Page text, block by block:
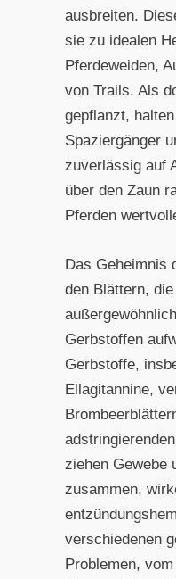
ausbreiten.
sie zu idealen
Pferdeweiden,
von Trails. Als
gepflanzt,
Spaziergänger
zuverlässig auf
über den Zaun
Pferden
Das Geheimnis
den Blättern,
Gerbstoffen
Gerbstoffe,
Ellagitannine,
ziehen Gewebe
zusammen,
verschiedenen
Problemen,